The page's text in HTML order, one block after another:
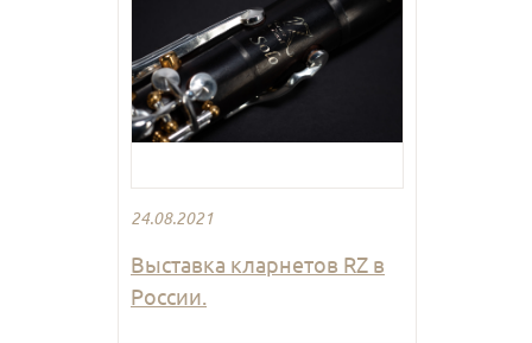
24.08.2021
Выставка кларнетов RZ в
России.